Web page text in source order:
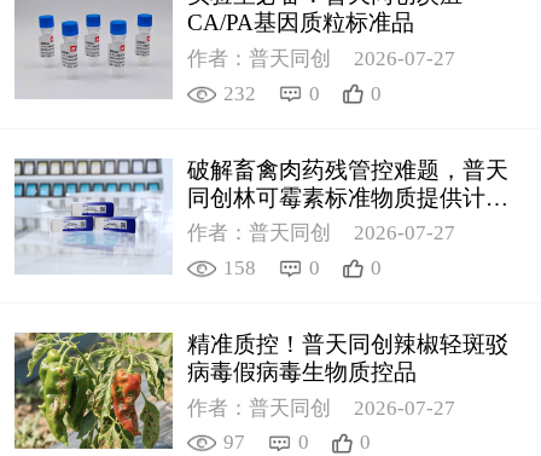
CA/PA基因质粒标准品
作者：普天同创
2026-07-27
232
0 0
破解畜禽肉药残管控难题，普天
同创林可霉素标准物质提供计量
支撑
作者：普天同创
2026-07-27
158
0 0
精准质控！普天同创辣椒轻斑驳
病毒假病毒生物质控品
作者：普天同创
2026-07-27
97
0 0